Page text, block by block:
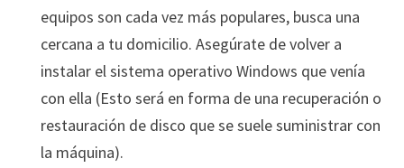
equipos son cada vez más populares, busca una
cercana a tu domicilio. Asegúrate de volver a
instalar el sistema operativo Windows que venía
con ella (Esto será en forma de una recuperación o
restauración de disco que se suele suministrar con
la máquina).